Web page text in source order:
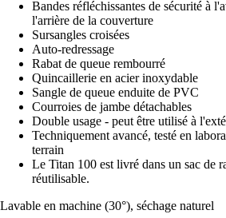
Bandes réfléchissantes de sécurité à
l'arrière de la couverture
Sursangles croisées
Auto-redressage
Rabat de queue rembourré
Quincaillerie en acier inoxydable
Sangle de queue enduite de PVC
Courroies de jambe détachables
Double usage - peut être utilisé à
Techniquement avancé, testé en
terrain
Le Titan 100 est livré dans un sac de
réutilisable.
Lavable en machine (30°), séchage naturel